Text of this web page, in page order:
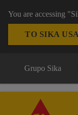
You are accessing
TO SIKA USA
Grupo Sika